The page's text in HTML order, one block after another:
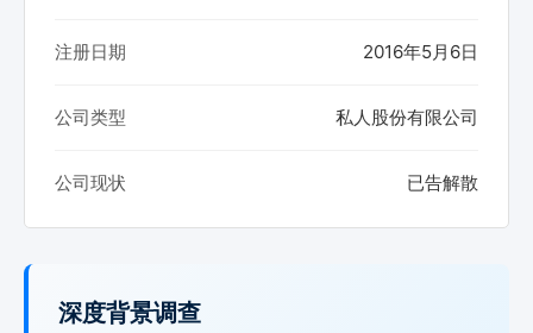
注册日期 2016年5月6日
公司类型 私人股份有限公司
公司现状 已告解散
深度背景调查